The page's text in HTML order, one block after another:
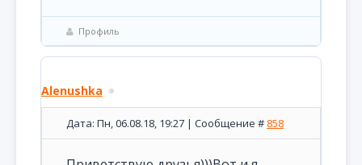
Профиль
Alenushka
Дата: Пн, 06.08.18, 19:27 | Сообщение # 858